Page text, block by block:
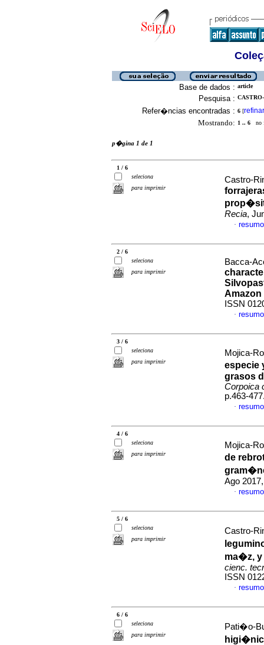
Base de dados : article
Pesquisa :
Refer�ncias encontradas : 6 [refinar
Mostrando: 1 .. 6 no
p�gina 1 de 1
1 / 6
seleciona
para imprimir
Castro-
Recia,
·
2 / 6
seleciona
para imprimir
Bacca-
Amazon
ISSN
·
3 / 6
seleciona
para imprimir
Mojica-
especie
grasos
Corpoica
p.463-
·
4 / 6
seleciona
para imprimir
Mojica-
de
Ago
·
5 / 6
seleciona
para imprimir
Castro-
ma�z, y
cienc.
ISSN
·
6 / 6
seleciona
para imprimir
Pati�o-